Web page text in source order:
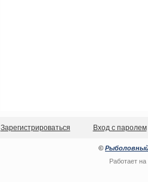
Зарегистрироваться Вход с паролем
© Рыболовный
Работает